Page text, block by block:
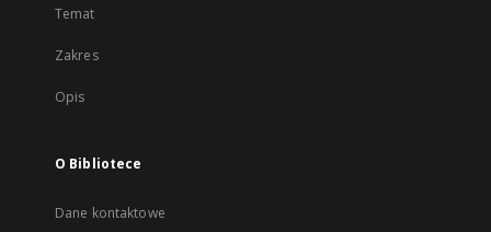
Temat
Zakres
Opis
O Bibliotece
Dane kontaktowe